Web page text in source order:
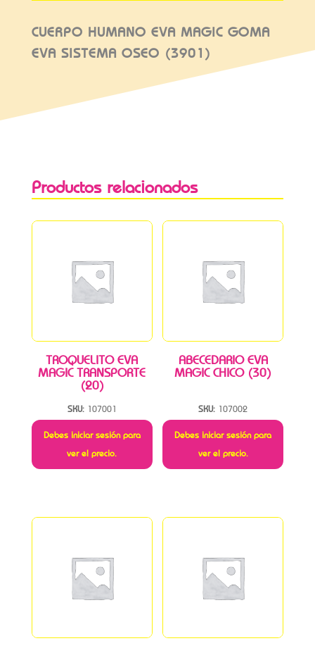
CUERPO HUMANO EVA MAGIC GOMA
EVA SISTEMA OSEO (3901)
Productos relacionados
TROQUELITO EVA
MAGIC TRANSPORTE
(20)
SKU: 107001
Debes iniciar sesión para
ver el precio.
ABECEDARIO EVA
MAGIC CHICO (30)
SKU: 107002
Debes iniciar sesión para
ver el precio.